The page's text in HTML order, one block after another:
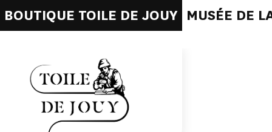
BOUTIQUE TOILE DE JOUY MUSÉE DE